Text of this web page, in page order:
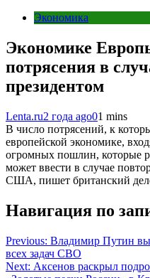
Экономика
Экономике
потрясения в
президентом
Lenta.ru2 года ago01 mins
В число потрясений, к
европейской экономике,
огромных пошлин, которые
может ввести в случае
США, пишет британский
Навигация по
Previous: Владимир Путин
всех задач СВО
Next: Аксенов раскрыл